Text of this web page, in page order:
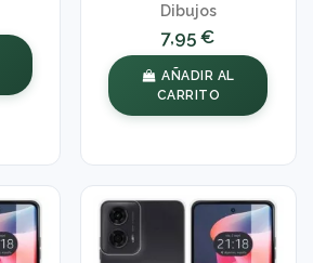
Dibujos
7,95 €
AÑADIR AL
CARRITO